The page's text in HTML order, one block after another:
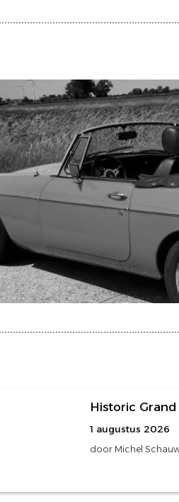
Historic
1 augustus 2026
door Michel